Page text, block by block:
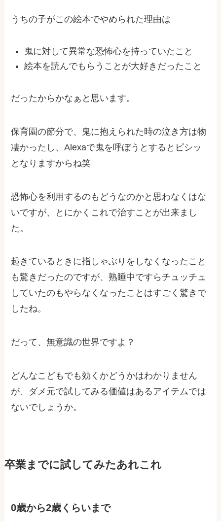
うちの子がこの絵本でやめられた理由は
鬼に対して異常な恐怖心を持っていたこと
絵本を読んでもらうことが大好きだったこと
だったからかなぁと思います。
保育園の節分で、鬼に抱えられた時の泣き方は物
凄かったし、Alexaで鬼を呼ぼうとするとピシッ
となりますからね笑
恐怖心を利用するのもどうなのかと思わなくはな
いですが、とにかくこれで治すことが出来まし
た。
起きているときに指しゃぶりをしなくなったこと
も驚きだったのですが、熟睡中ですらチュッチュ
していたのもやらなくなったことはすごく驚きで
したね。
だって、無意識の世界ですよ？
どんなこどもでも効くかどうかはわかりません
が、ダメ元で試してみる価値はあるアイテムでは
ないでしょうか。
卒業までに試してみたあれこれ
0歳から2歳くらいまで